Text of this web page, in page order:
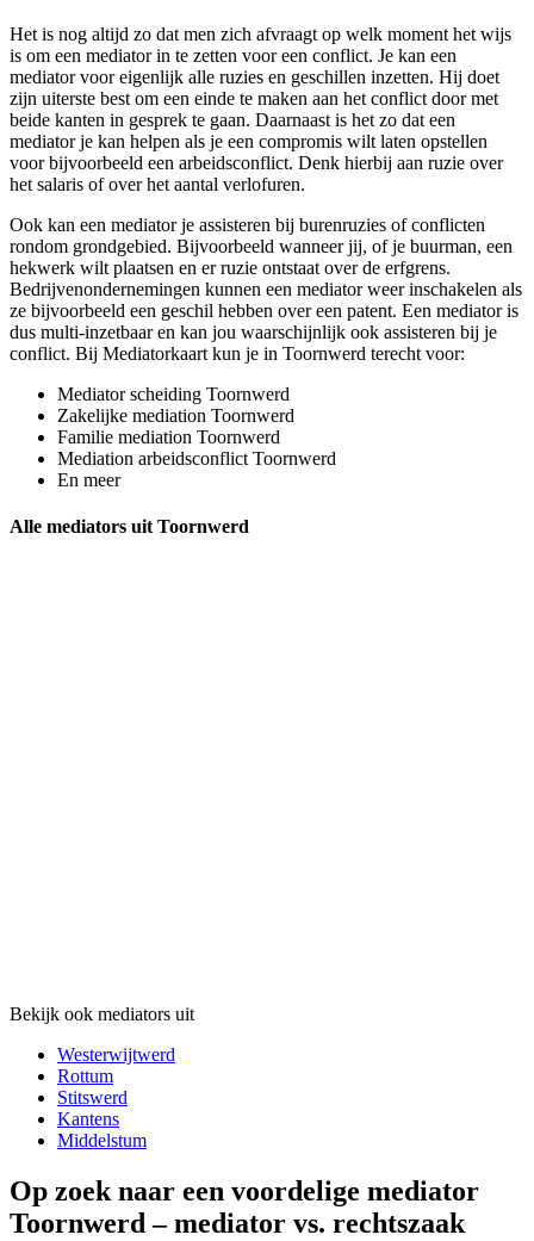
Het is nog altijd zo dat men zich afvraagt op welk moment het wijs
is om een mediator in te zetten voor een conflict. Je kan een
mediator voor eigenlijk alle ruzies en geschillen inzetten. Hij doet
zijn uiterste best om een einde te maken aan het conflict door met
beide kanten in gesprek te gaan. Daarnaast is het zo dat een
mediator je kan helpen als je een compromis wilt laten opstellen
voor bijvoorbeeld een arbeidsconflict. Denk hierbij aan ruzie over
het salaris of over het aantal verlofuren.
Ook kan een mediator je assisteren bij burenruzies of conflicten
rondom grondgebied. Bijvoorbeeld wanneer jij, of je buurman, een
hekwerk wilt plaatsen en er ruzie ontstaat over de erfgrens.
Bedrijvenondernemingen kunnen een mediator weer inschakelen als
ze bijvoorbeeld een geschil hebben over een patent. Een mediator is
dus multi-inzetbaar en kan jou waarschijnlijk ook assisteren bij je
conflict. Bij Mediatorkaart kun je in Toornwerd terecht voor:
Mediator scheiding Toornwerd
Zakelijke mediation Toornwerd
Familie mediation Toornwerd
Mediation arbeidsconflict Toornwerd
En meer
Alle mediators uit Toornwerd
Bekijk ook mediators uit
Westerwijtwerd
Rottum
Stitswerd
Kantens
Middelstum
Op zoek naar een voordelige mediator
Toornwerd – mediator vs. rechtszaak